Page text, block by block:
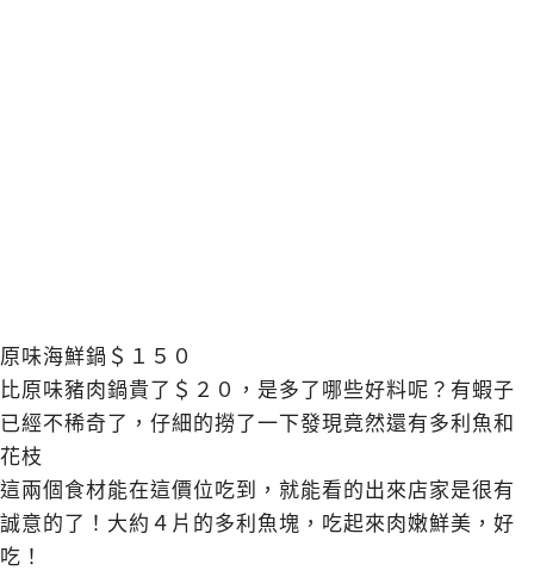
原味海鮮鍋＄１５０
比原味豬肉鍋貴了＄２０，是多了哪些好料呢？有蝦子
已經不稀奇了，仔細的撈了一下發現竟然還有多利魚和
花枝
這兩個食材能在這價位吃到，就能看的出來店家是很有
誠意的了！大約４片的多利魚塊，吃起來肉嫩鮮美，好
吃！